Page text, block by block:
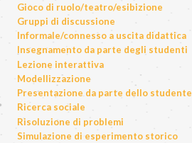
Gioco di ruolo/teatro/esibizione
Gruppi di discussione
Informale/connesso a uscita didattica
Insegnamento da parte degli studenti
Lezione interattiva
Modellizzazione
Presentazione da parte dello studente
Ricerca sociale
Risoluzione di problemi
Simulazione di esperimento storico